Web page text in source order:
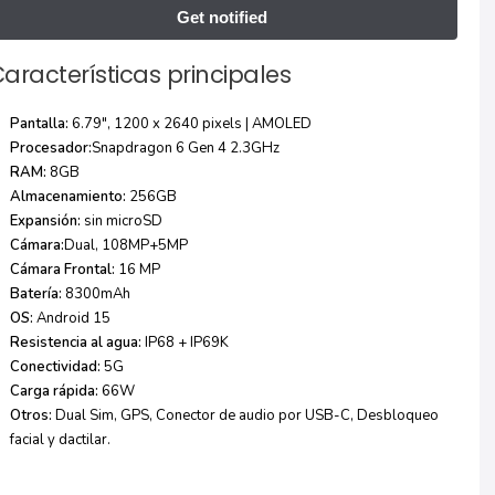
principales
Pantalla: 6.79″, 1200 x 2640 pixels | AMOLED
Procesador:Snapdragon 6 Gen 4 2.3GHz
RAM: 8GB
Almacenamiento: 256GB
Expansión: sin microSD
Cámara:Dual, 108MP+5MP
Cámara Frontal: 16 MP
Batería: 8300mAh
OS: Android 15
Resistencia al agua: IP68 + IP69K
Conectividad: 5G
Carga rápida: 66W
Otros: Dual Sim, GPS, Conector de audio por USB-C, Desbloqueo
facial y dactilar.